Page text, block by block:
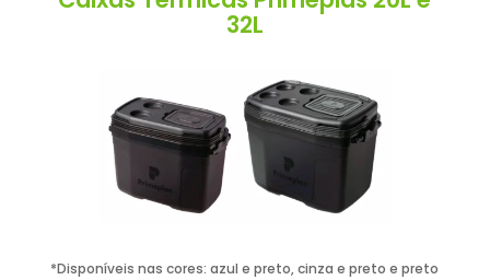
32L
*Disponíveis nas cores: azul e preto, cinza e preto e preto